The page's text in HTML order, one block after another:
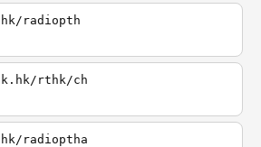
radiopth
rthk/ch
radioptha